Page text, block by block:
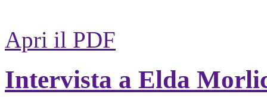
Apri il PDF
Intervista a Elda